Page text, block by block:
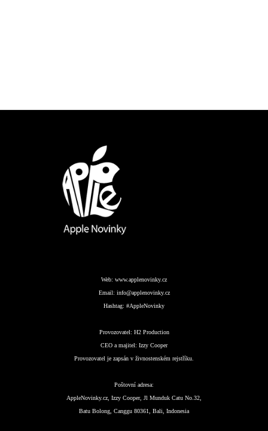
Web: www.applenovinky.cz
Email: info@applenovinky.cz
Hashtag: #AppleNovinky
Provozovatel: H2 Production
CEO a majitel: Izzy Cooper
Provozovatel je zapsán v živnostenském rejstříku.
Poštovní adresa:
AppleNovinky.cz, Izzy Cooper, Jl Munduk Catu No.32,
Batu Bolong, Canggu 80361, Bali, Indonesia